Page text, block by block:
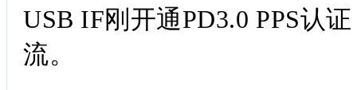
USB IF刚开通PD3.0 PPS认
流。